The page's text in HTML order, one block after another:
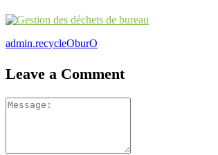
admin.recycleOburO
Leave a Comment